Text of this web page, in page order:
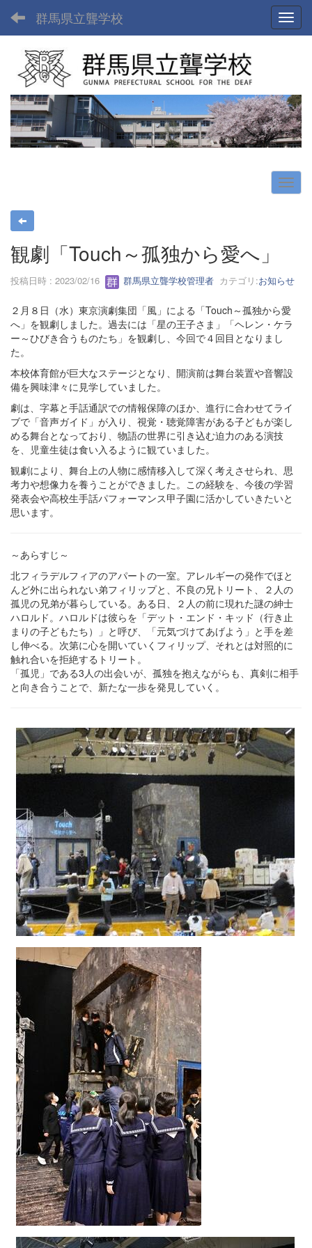
群馬県立聾学校
観劇「Touch～孤独から愛へ」
投稿日時 : 2023/02/16 群馬県立聾学校管理者 カテゴリ:お知らせ
２月８日（水）東京演劇集団「風」による「Touch～孤独から愛
へ」を観劇しました。過去には「星の王子さま」「ヘレン・ケラ
ー～ひびき合うものたち」を観劇し、今回で４回目となりまし
た。
本校体育館が巨大なステージとなり、開演前は舞台装置や音響設
備を興味津々に見学していました。
劇は、字幕と手話通訳での情報保障のほか、進行に合わせてライ
ブで「音声ガイド」が入り、視覚・聴覚障害がある子どもが楽し
める舞台となっており、物語の世界に引き込む迫力のある演技
を、児童生徒は食い入るように観ていました。
観劇により、舞台上の人物に感情移入して深く考えさせられ、思
考力や想像力を養うことができました。この経験を、今後の学習
発表会や高校生手話パフォーマンス甲子園に活かしていきたいと
思います。
～あらすじ～
北フィラデルフィアのアパートの一室。アレルギーの発作でほと
んど外に出られない弟フィリップと、不良の兄トリート、２人の
孤児の兄弟が暮らしている。ある日、２人の前に現れた謎の紳士
ハロルド。ハロルドは彼らを「デット・エンド・キッド（行き止
まりの子どもたち）」と呼び、「元気づけてあげよう」と手を差
し伸べる。次第に心を開いていくフィリップ、それとは対照的に
触れ合いを拒絶するトリート。
「孤児」である3人の出会いが、孤独を抱えながらも、真剣に相手
と向き合うことで、新たな一歩を発見していく。